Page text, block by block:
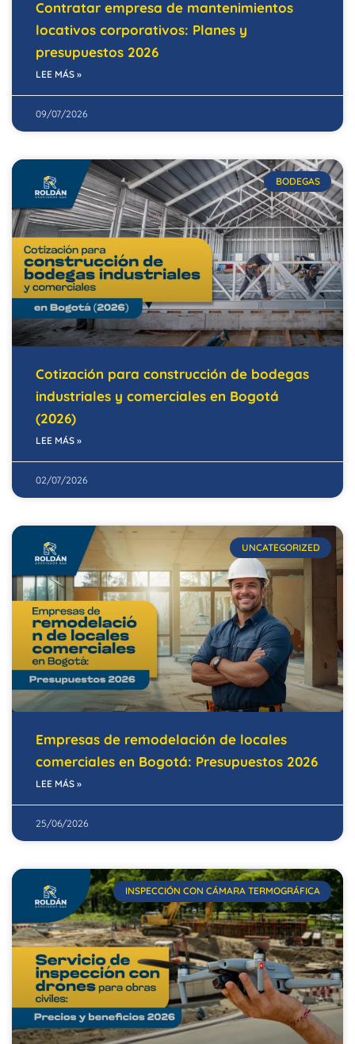
Contratar empresa de mantenimientos
locativos corporativos: Planes y
presupuestos 2026
LEE MÁS »
09/07/2026
BODEGAS
Cotización para construcción de bodegas
industriales y comerciales en Bogotá
(2026)
LEE MÁS »
02/07/2026
UNCATEGORIZED
Empresas de remodelación de locales
comerciales en Bogotá: Presupuestos 2026
LEE MÁS »
25/06/2026
INSPECCIÓN CON CÁMARA TERMOGRÁFICA